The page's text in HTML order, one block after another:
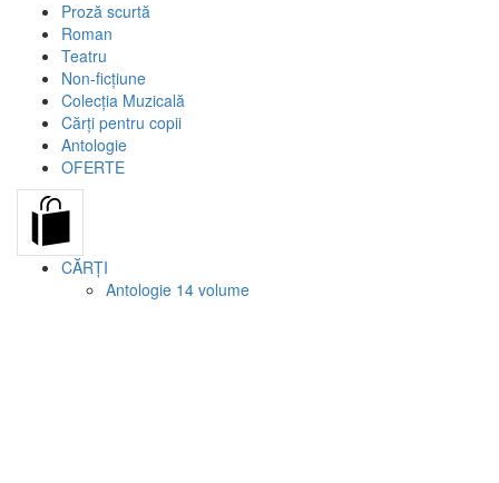
Proză scurtă
Roman
Teatru
Non-ficțiune
Colecția Muzicală
Cărți pentru copii
Antologie
OFERTE
CĂRȚI
Antologie 14 volume